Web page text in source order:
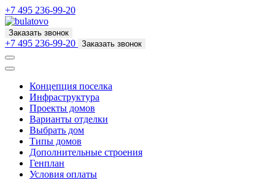
+7 495 236-99-20
Заказать звонок
+7 495 236-99-20 Заказать звонок
Концепция поселка
Инфраструктура
Проекты домов
Варианты отделки
Выбрать дом
Типы домов
Дополнительные строения
Генплан
Условия оплаты